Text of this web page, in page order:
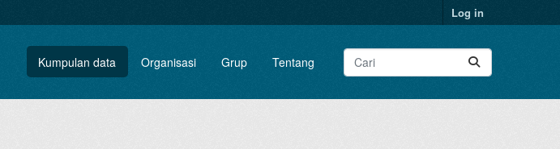
Log in
Kumpulan data Organisasi Grup Tentang